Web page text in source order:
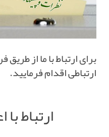
برای ارتباط با ما از طریق
ارتباطی اقدام فرمایید.
ارتباط